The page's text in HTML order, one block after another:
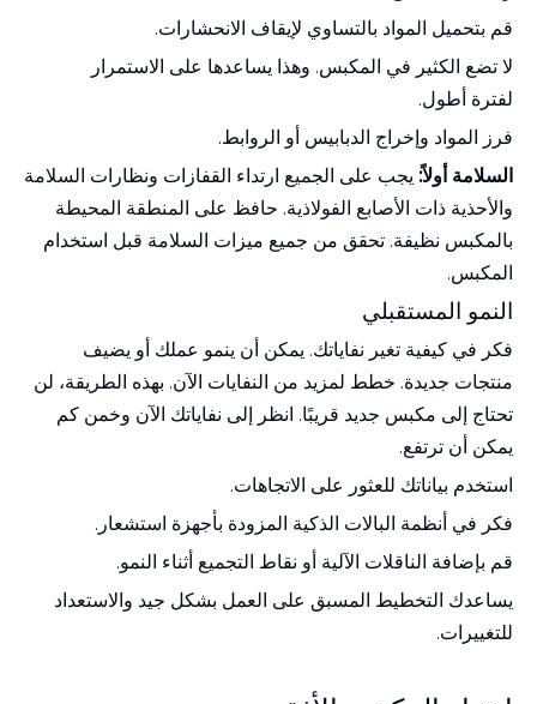
قم بتحميل المواد بالتساوي لإيقاف الانحشارات.
لا تضع الكثير في المكبس. وهذا يساعدها على الاستمرار
لفترة أطول.
فرز المواد وإخراج الدبابيس أو الروابط.
السلامة أولاً: يجب على الجميع ارتداء القفازات ونظارات السلامة
والأحذية ذات الأصابع الفولاذية. حافظ على المنطقة المحيطة
بالمكبس نظيفة. تحقق من جميع ميزات السلامة قبل استخدام
المكبس.
النمو المستقبلي
فكر في كيفية تغير نفاياتك. يمكن أن ينمو عملك أو يضيف
منتجات جديدة. خطط لمزيد من النفايات الآن. بهذه الطريقة، لن
تحتاج إلى مكبس جديد قريبًا. انظر إلى نفاياتك الآن وخمن كم
يمكن أن ترتفع.
استخدم بياناتك للعثور على الاتجاهات.
فكر في أنظمة البالات الذكية المزودة بأجهزة استشعار.
قم بإضافة الناقلات الآلية أو نقاط التجميع أثناء النمو.
يساعدك التخطيط المسبق على العمل بشكل جيد والاستعداد
للتغييرات.